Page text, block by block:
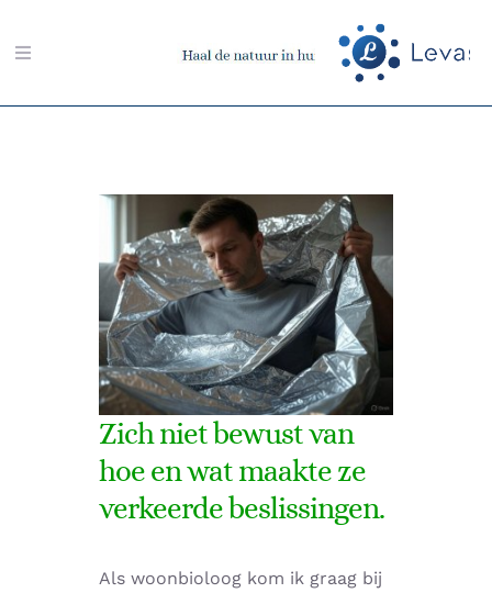
naar
Toggle
Aarding-shop
Boeken-shop
Memon-shop
Meter-shop
Radiësthesie-shop
Zich niet bewust van
hoe en wat maakte ze
verkeerde beslissingen.
Als woonbioloog kom ik graag bij